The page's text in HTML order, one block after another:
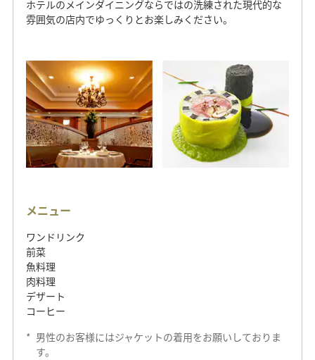
ホテルのメインダイニングならではの洗練された現代的な
雰囲気の店内でゆっくりとお楽しみください。
メニュー
ワンドリンク
前菜
魚料理
肉料理
デザート
コーヒー
* 男性のお客様にはジャケットの着用をお願いしておりま
す。